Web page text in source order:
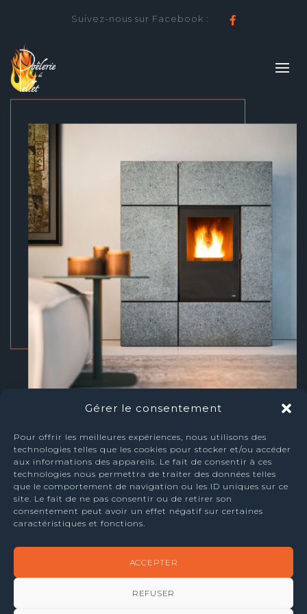
Gérer le consentement
Pour offrir les meilleures expériences, nous utilisons des
technologies telles que les cookies pour stocker et/ou accéder
aux informations des appareils. Le fait de consentir à ces
technologies nous permettra de traiter des données telles
que le comportement de navigation ou les ID uniques sur ce
site. Le fait de ne pas consentir ou de retirer son
consentement peut avoir un effet négatif sur certaines
caractéristiques et fonctions.
ACCEPTER
REFUSER
Suivez-nous sur Facebook : Facebook
ADRESSE
Place Albert 1 er n° 31
7160 Godarville
FAX +32 (0) 67 87 09 66
TVA BE-0521.787.348
NOS RÉALISATIONS sur